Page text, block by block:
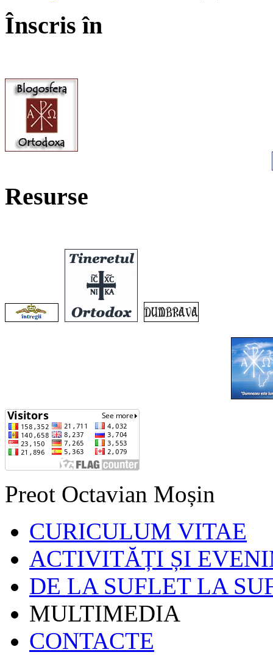
Înscris în
Resurse
Preot Octavian Moșin
CURICULUM VITAE
ACTIVITĂȚI ȘI
DE LA SUFLET LA
MULTIMEDIA
CONTACTE